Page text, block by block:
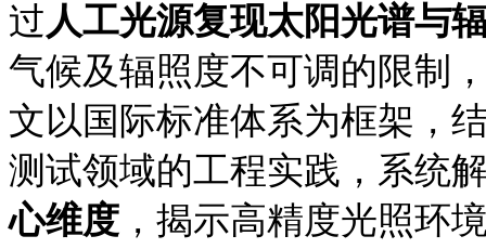
过人工光源复现太阳光谱与
气候及辐照度不可调的限制
文以国际标准体系为框架，
测试领域的工程实践，系统
心维度 ，揭示高精度光照环